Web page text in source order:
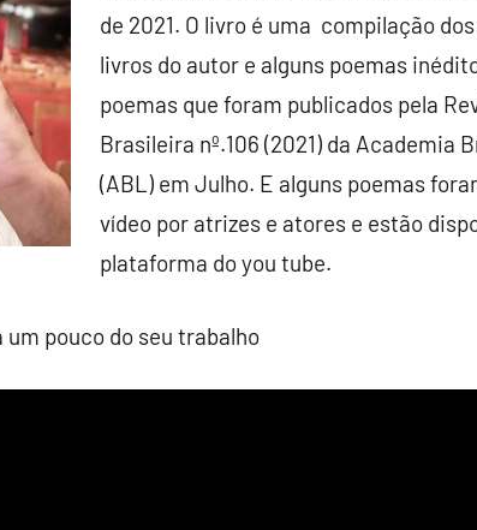
de 2021. O livro é uma compilação
livros do autor e alguns poemas
poemas que foram publicados pela
Brasileira nº.106 (2021) da Academia
(ABL) em Julho. E alguns poemas
vídeo por atrizes e atores e estão
plataforma do you tube.
pouco do seu trabalho